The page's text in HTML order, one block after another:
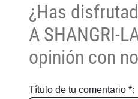
¿Has
A SHANGRI-
opinión con
Título de tu comentario *: